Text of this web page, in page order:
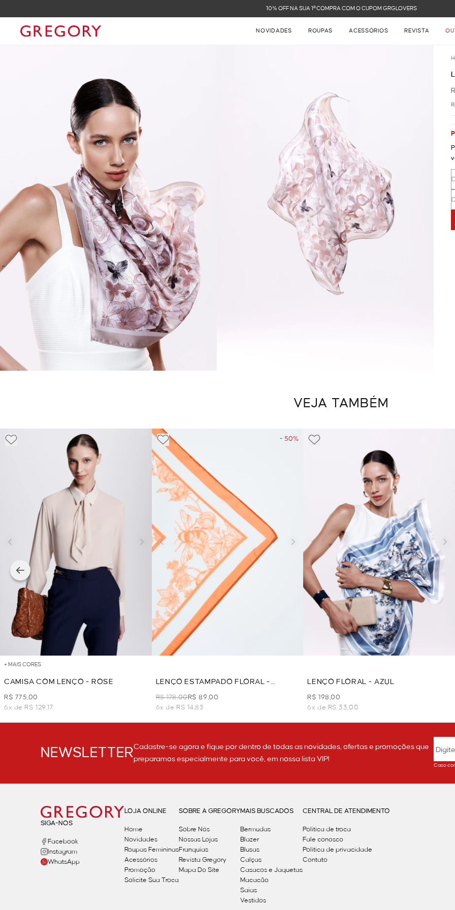
NOVIDADES ROUPAS ACESSÓRIOS REVISTA
VEJA TAMBÉM
+ MAIS CORES
CAMISA COM LENÇO - ROSE
R$ 775,00
6x de R$ 129,17
- 50%
LENÇO ESTAMPADO FLORAL -
LARANJA
R$ 178,00R$ 89,00
6x de R$ 14,83
LENÇO FLORAL - AZUL
R$ 198,00
6x de R$ 33,00
NEWSLETTERCadastre-se agora e fique por dentro de todas as novidades, ofertas e promoções que
preparamos especialmente para você, em nossa lista VIP!
Caso
SIGA-NOS
Facebook
Instagram
WhatsApp
LOJA ONLINE
Home
Novidades
Roupas Femininas
Acessórios
Promoção
Solicite Sua Troca
SOBRE A GREGORY
Sobre Nós
Nossas Lojas
Franquias
Revista Gregory
Mapa Do Site
MAIS BUSCADOS
Bermudas
Blazer
Blusas
Calças
Casacos e Jaquetas
Macacão
Saias
Vestidos
CENTRAL DE ATENDIMENTO
Política de troca
Fale conosco
Politica de privacidade
Contato